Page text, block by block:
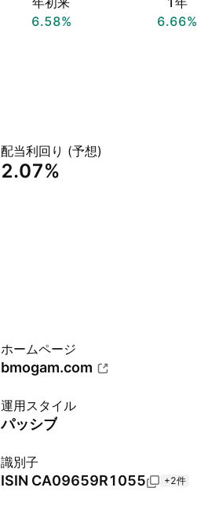
6.58%
6.66%
配当利回り (予想)
2.07%
ホームページ
bmogam.com
運用スタイル
パッシブ
識別子
ISIN CA09659R1055 +2件